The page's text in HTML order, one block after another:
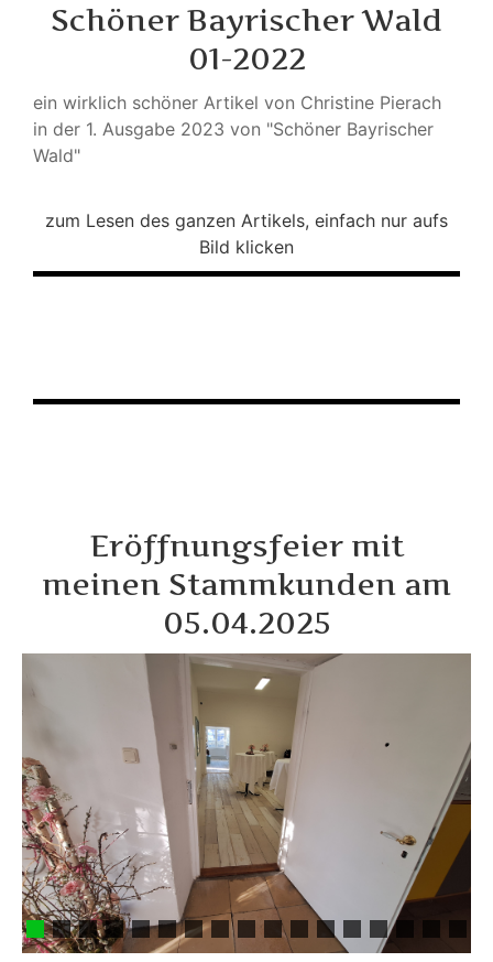
Schöner Bayrischer Wald
01-2022
ein wirklich schöner Artikel von Christine Pierach
in der 1. Ausgabe 2023 von "Schöner Bayrischer
Wald"
zum Lesen des ganzen Artikels, einfach nur aufs
Bild klicken
Eröffnungsfeier mit
meinen Stammkunden am
05.04.2025